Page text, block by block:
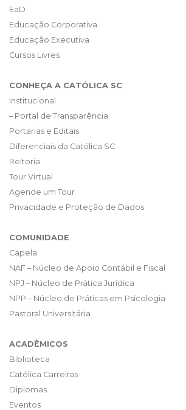
EaD
Educação Corporativa
Educação Executiva
Cursos Livres
CONHEÇA A CATÓLICA SC
Institucional
– Portal de Transparência
Portarias e Editais
Diferenciais da Católica SC
Reitoria
Tour Virtual
Agende um Tour
Privacidade e Proteção de Dados
COMUNIDADE
Capela
NAF – Núcleo de Apoio Contábil e Fiscal
NPJ – Núcleo de Prática Jurídica
NPP – Núcleo de Práticas em Psicologia
Pastoral Universitária
ACADÊMICOS
Biblioteca
Católica Carreiras
Diplomas
Eventos